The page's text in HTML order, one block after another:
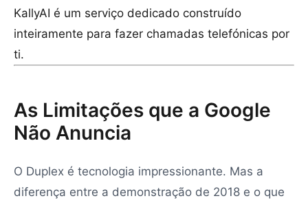
KallyAI é um serviço dedicado construído
inteiramente para fazer chamadas telefónicas por
ti.
As Limitações que a Google
Não Anuncia
O Duplex é tecnologia impressionante. Mas a
diferença entre a demonstração de 2018 e o que